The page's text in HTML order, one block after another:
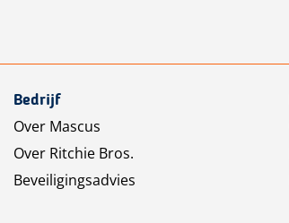
Bedrijf
Over Mascus
Over Ritchie Bros.
Beveiligingsadvies